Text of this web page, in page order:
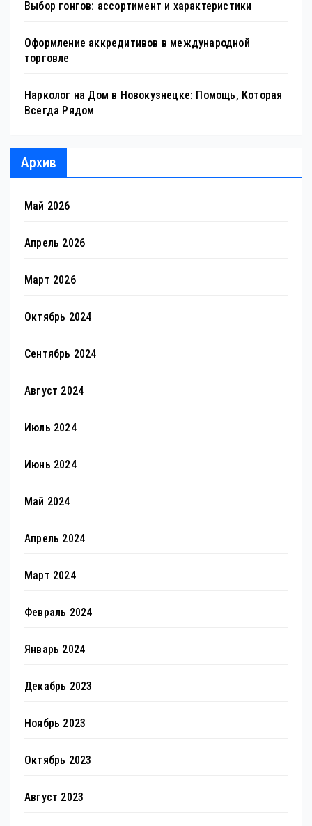
Выбор гонгов: ассортимент и характеристики
Оформление аккредитивов в международной
торговле
Нарколог на Дом в Новокузнецке: Помощь, Которая
Всегда Рядом
Архив
Май 2026
Апрель 2026
Март 2026
Октябрь 2024
Сентябрь 2024
Август 2024
Июль 2024
Июнь 2024
Май 2024
Апрель 2024
Март 2024
Февраль 2024
Январь 2024
Декабрь 2023
Ноябрь 2023
Октябрь 2023
Август 2023